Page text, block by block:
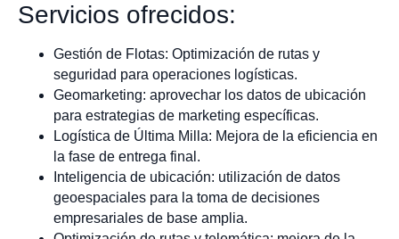
Servicios ofrecidos:
Gestión de Flotas: Optimización de rutas y
seguridad para operaciones logísticas.
Geomarketing: aprovechar los datos de ubicación
para estrategias de marketing específicas.
Logística de Última Milla: Mejora de la eficiencia en
la fase de entrega final.
Inteligencia de ubicación: utilización de datos
geoespaciales para la toma de decisiones
empresariales de base amplia.